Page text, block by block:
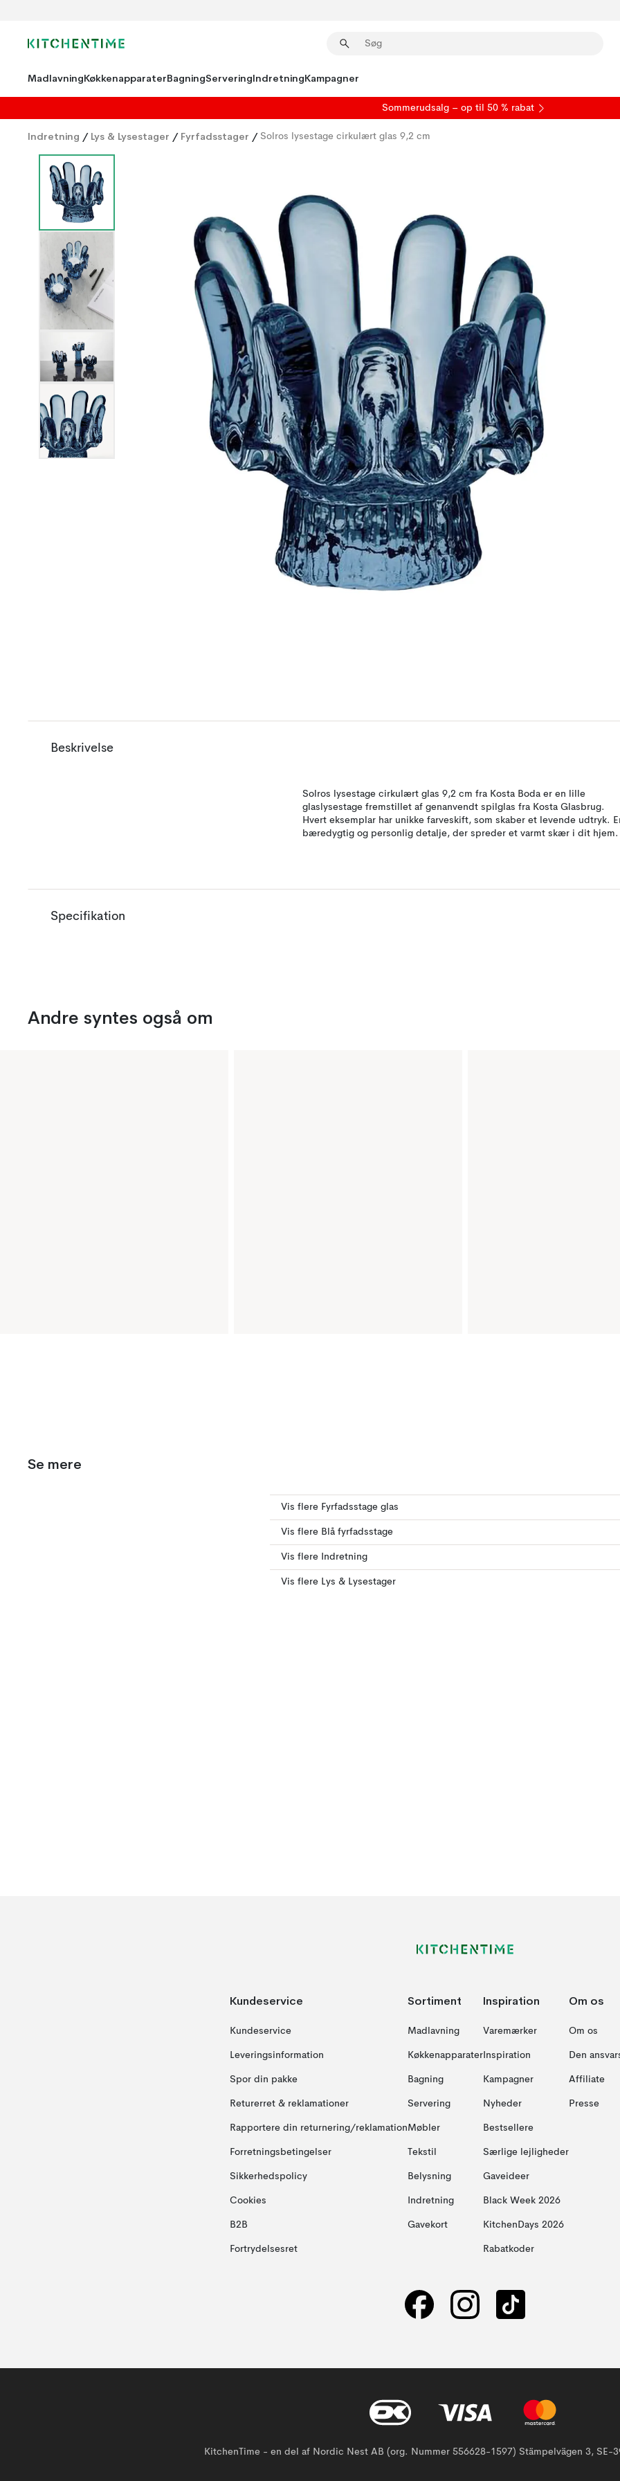
MadlavningKøkkenapparaterBagningServeringIndretningKampagner
Sommerudsalg – op til 50 % rabat
Indretning / Lys & Lysestager / Fyrfadsstager / Solros lysestage cirkulært glas 9,2 cm
Beskrivelse
Solros lysestage cirkulært glas 9,2 cm fra Kosta Boda er en lille
glaslysestage fremstillet af genanvendt spilglas fra Kosta Glasbrug.
Hvert eksemplar har unikke farveskift, som skaber et levende udtryk.
bæredygtig og personlig detalje, der spreder et varmt skær i dit hjem.
Specifikation
Andre syntes også om
Se mere
Vis flere Fyrfadsstage glas
Vis flere Blå fyrfadsstage
Vis flere Indretning
Vis flere Lys & Lysestager
Kundeservice
Kundeservice
Leveringsinformation
Spor din pakke
Returerret & reklamationer
Rapportere din returnering/reklamation
Forretningsbetingelser
Sikkerhedspolicy
Cookies
B2B
Fortrydelsesret
Sortiment
Madlavning
Køkkenapparater
Bagning
Servering
Møbler
Tekstil
Belysning
Indretning
Gavekort
Inspiration
Varemærker
Inspiration
Kampagner
Nyheder
Bestsellere
Særlige lejligheder
Gaveideer
Black Week 2026
KitchenDays 2026
Rabatkoder
Om os
Om os
Den
Affiliate
Presse
KitchenTime - en del af Nordic Nest AB (org. Nummer 556628-1597) Stämpelvägen 3, SE-